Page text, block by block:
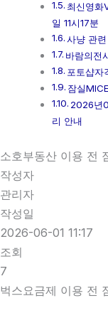
최신영화
일 11시17분
사냥 관
바람의전
포토샵자
잠실
2026년
리 안내
소호부동산 이용 전
작성자
관리자
작성일
2026-06-01 11:17
조회
7
벅스요금제 이용 전